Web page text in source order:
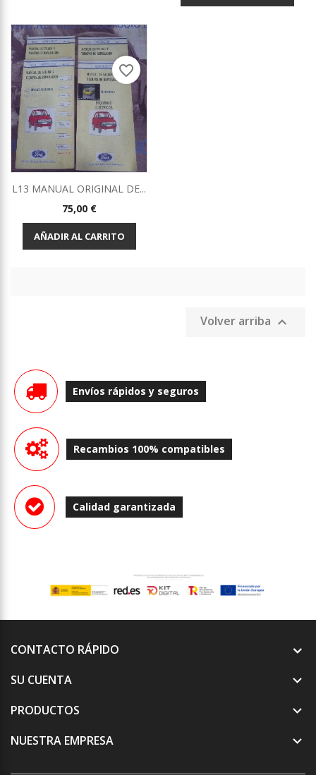
L13 MANUAL ORIGINAL DE...
Precio
75,00 €
AÑADIR AL CARRITO
favorite_border
Volver arriba 
Envíos rápidos y seguros
Recambios 100% compatibles
Calidad garantizada
CONTACTO RÁPIDO
SU CUENTA

PRODUCTOS 
NUESTRA EMPRESA 